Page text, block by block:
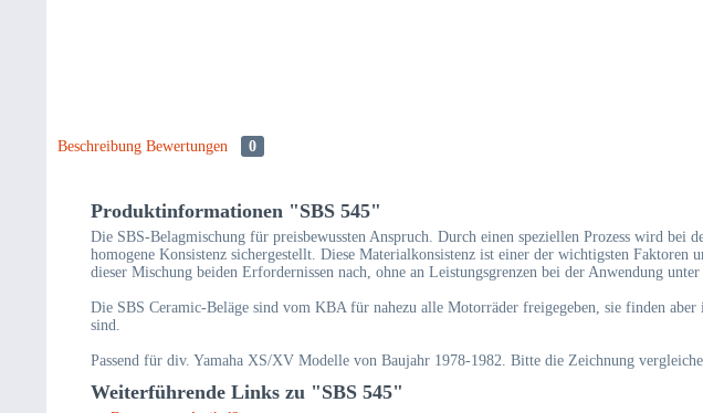
Beschreibung Bewertungen 0
Produktinformationen "SBS 545"
Die SBS-Belagmischung für preisbewussten Anspruch. Durch einen speziellen Prozess wird
homogene Konsistenz sichergestellt. Diese Materialkonsistenz ist einer der wichtigsten
dieser Mischung beiden Erfordernissen nach, ohne an Leistungsgrenzen bei der Anwendung unter
Die SBS Ceramic-Beläge sind vom KBA für nahezu alle Motorräder freigegeben, sie finden
sind.
Passend für div. Yamaha XS/XV Modelle von Baujahr 1978-1982. Bitte die Zeichnung
Weiterführende Links zu "SBS 545"